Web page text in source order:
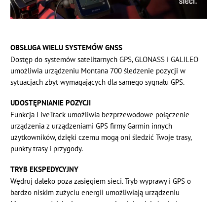
OBSŁUGA WIELU SYSTEMÓW GNSS
Dostęp do systemów satelitarnych GPS, GLONASS i GALILEO
umożliwia urządzeniu Montana 700 śledzenie pozycji w
sytuacjach zbyt wymagających dla samego sygnału GPS.
UDOSTĘPNIANIE POZYCJI
Funkcja LiveTrack umożliwia bezprzewodowe połączenie
urządzenia z urządzeniami GPS firmy Garmin innych
użytkowników, dzięki czemu mogą oni śledzić Twoje trasy,
punkty trasy i przygody.
TRYB EKSPEDYCYJNY
Wędruj daleko poza zasięgiem sieci. Tryb wyprawy i GPS o
bardzo niskim zużyciu energii umożliwiają urządzeniu